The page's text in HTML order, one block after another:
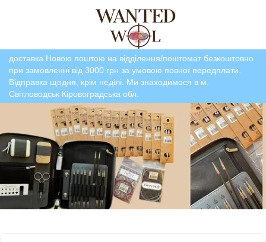
доставка Новою поштою на відділення/поштомат безкоштовно
при замовленні від 3000 грн за умовою повної передплати.
Відправка щодня, крім неділі. Ми знаходимося в м.
Світловодськ Кіровоградська обл.